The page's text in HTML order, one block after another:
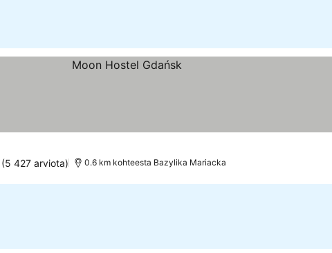
(5 427 arviota) 0.6 km kohteesta Bazylika Mariacka